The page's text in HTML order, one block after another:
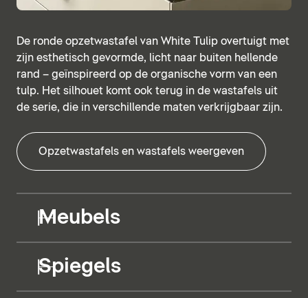
De ronde opzetwastafel van White Tulip overtuigt met
zijn esthetisch gevormde, licht naar buiten hellende
rand – geïnspireerd op de organische vorm van een
tulp. Het silhouet komt ook terug in de wastafels uit
de serie, die in verschillende maten verkrijgbaar zijn.
Opzetwastafels en wastafels weergeven
Meubels
Spiegels